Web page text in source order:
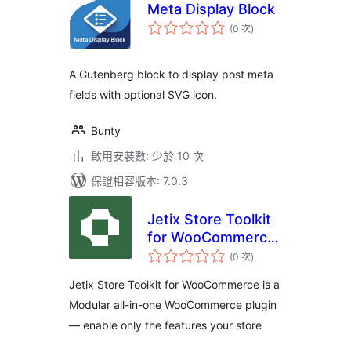
Meta Display Block
(0 次評
分)
A Gutenberg block to display post meta
fields with optional SVG icon.
Bunty
啟用安裝數: 少於 10 次
保證相容版本: 7.0.3
Jetix Store Toolkit
for WooCommerce
– Superpowers for
WooCommerce
Store
(0 次評
分
數
)
Jetix Store Toolkit for WooCommerce is a
Modular all-in-one WooCommerce plugin
— enable only the features your store